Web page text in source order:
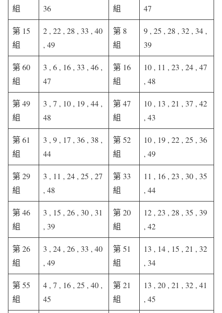
組
36
組
47
第 15
組
2 , 22 , 28 , 33 , 40
, 49
第 8
組
9 , 25 , 28 , 32 , 34 ,
39
第 60
組
3 , 6 , 16 , 33 , 46 ,
47
第 16
組
10 , 11 , 23 , 24 , 47
, 48
第 49
組
3 , 7 , 10 , 19 , 44 ,
48
第 47
組
10 , 13 , 21 , 37 , 42
, 43
第 61
組
3 , 9 , 17 , 36 , 38 ,
44
第 52
組
10 , 19 , 22 , 25 , 36
, 49
第 29
組
3 , 11 , 24 , 25 , 27
, 48
第 33
組
11 , 16 , 23 , 30 , 35
, 44
第 46
組
3 , 15 , 26 , 30 , 31
, 39
第 20
組
12 , 23 , 28 , 35 , 39
, 42
第 26
組
3 , 24 , 26 , 33 , 40
, 49
第 51
組
13 , 14 , 15 , 21 , 32
, 34
第 55
組
4 , 7 , 16 , 25 , 40 ,
45
第 21
組
13 , 20 , 21 , 32 , 41
, 45